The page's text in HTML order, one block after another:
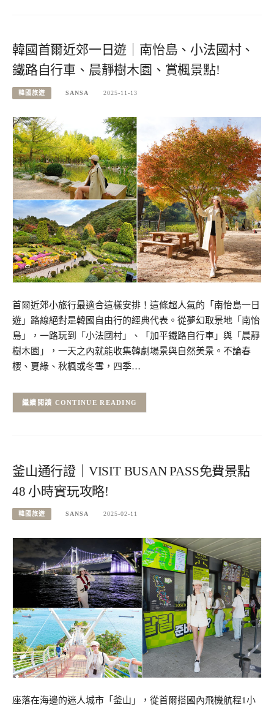
韓國首爾近郊一日遊｜南怡島、小法國村、
鐵路自行車、晨靜樹木園、賞楓景點!
韓國旅遊 SANSA 2025-11-13
首爾近郊小旅行最適合這樣安排！這條超人氣的「南怡島一日
遊」路線絕對是韓國自由行的經典代表。從夢幻取景地「南怡
島」，一路玩到「小法國村」、「加平鐵路自行車」與「晨靜
樹木園」，一天之內就能收集韓劇場景與自然美景。不論春
櫻、夏綠、秋楓或冬雪，四季…
CONTINUE READING
釜山通行證｜VISIT BUSAN PASS免費景點
48 小時實玩攻略!
韓國旅遊 SANSA 2025-02-11
座落在海邊的迷人城市「釜山」，從首爾搭國內飛機航程1小